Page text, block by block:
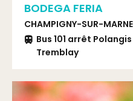
BODEGA FERIA
CHAMPIGNY-SUR-MARNE
Bus 101 arrêt
Tremblay
Joinville-le-Pont